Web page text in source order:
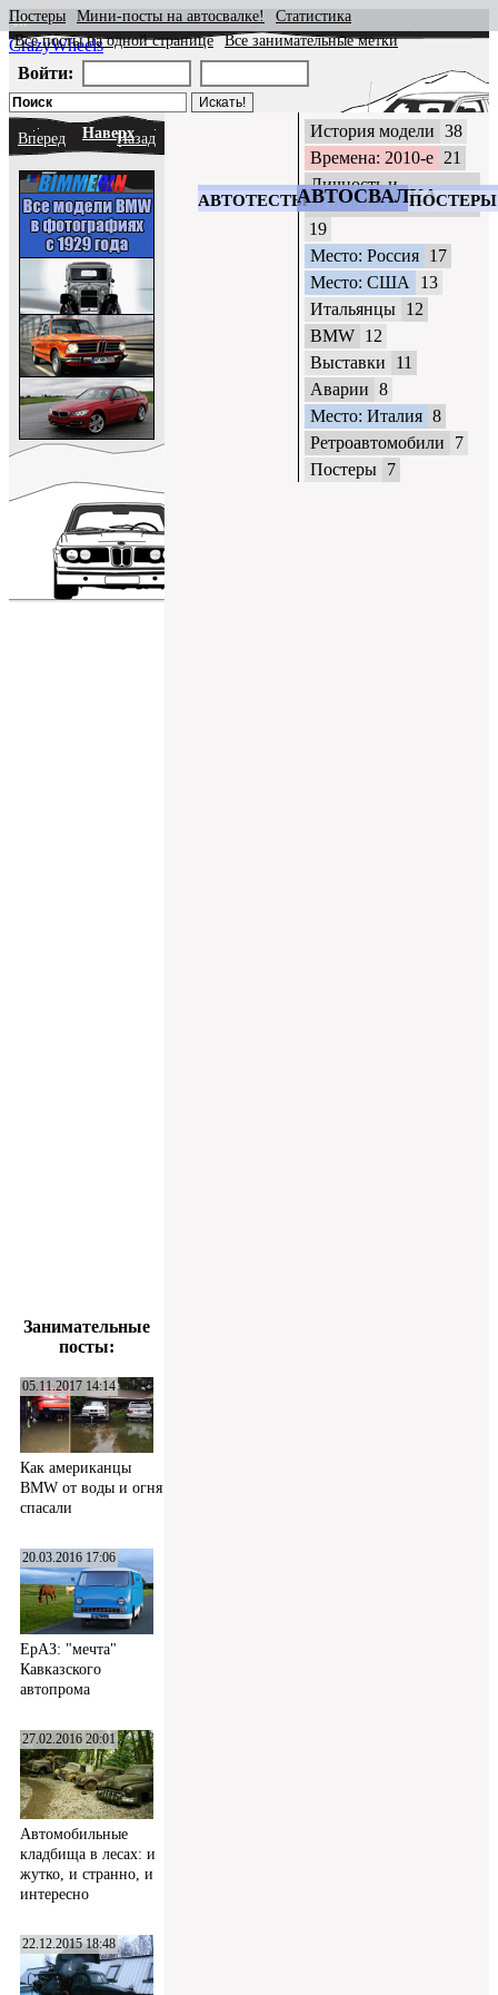
CrazyWheels
АВТОТЕСТЫАВТОСВАЛКАПОСТЕРЫ
Постеры Мини-посты на автосвалке!
Статистика
Все посты на одной странице
Все занимательные метки
Войти:
Вперед НаверхНазад
Занимательные
посты:
05.11.2017 14:14
Как американцы
BMW от воды и огня
спасали
20.03.2016 17:06
ЕрАЗ: "мечта"
Кавказского
автопрома
27.02.2016 20:01
Автомобильные
кладбища в лесах: и
жутко, и странно, и
интересно
22.12.2015 18:48
История модели 38
Времена: 2010-е 21
Личность и
автомобиль
19
Место: Россия 17
Место: США
13
Итальянцы 12
BMW 12
Выставки
11
Аварии 8
Место: Италия 8
Ретроавтомобили
7
Постеры 7